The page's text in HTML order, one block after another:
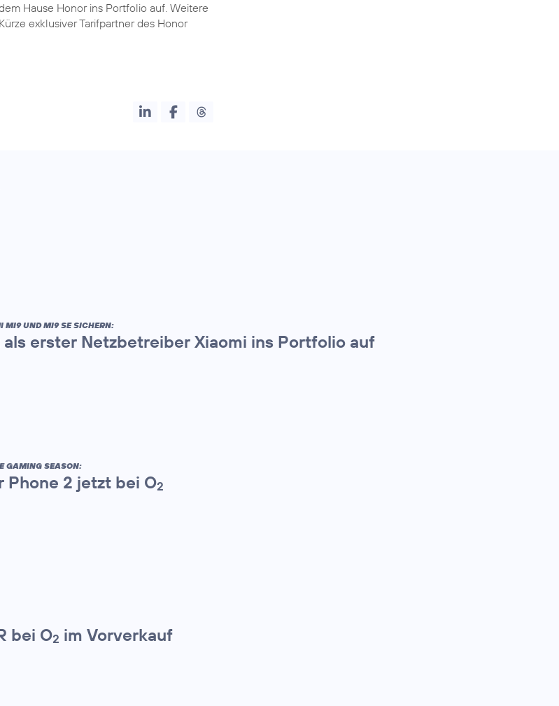
Hause Honor ins Portfolio auf. Weitere
exklusiver Tarifpartner des Honor
MI9 UND MI9 SE SICHERN:
erster Netzbetreiber Xiaomi ins Portfolio auf
GAMING SEASON:
Phone 2 jetzt bei O2
bei O2 im Vorverkauf